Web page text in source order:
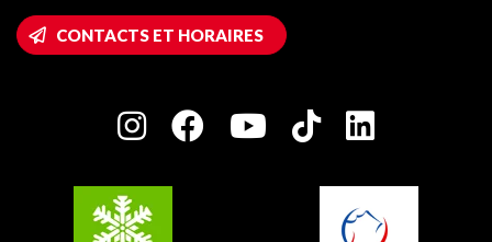
Accès Wifi
Maison des Propriétaires
Charte des Acteurs Engagés
Plagne 1800
Plagne Villages
CONTACTS ET HORAIRES